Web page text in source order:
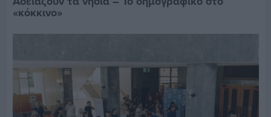
«κόκκινο»